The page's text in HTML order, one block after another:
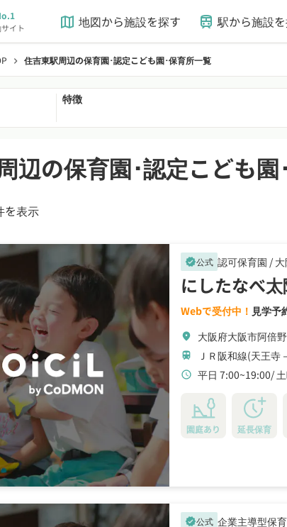
イト map 地図から施設を探す train 駅から施設
chevron_right 住吉東駅周辺の保育園･認定こども園･保育所一覧
特徴
辺の保育園･認定こども
を表示
verified公式 認可保育園 /
にしたなべ
Webで受付中！ 見学予
location_on 大阪府大阪市阿倍
train ＪＲ阪和線(天王寺
schedule 平日 7:00~19:00
園庭あり 延長保育
verified公式 企業主導型保